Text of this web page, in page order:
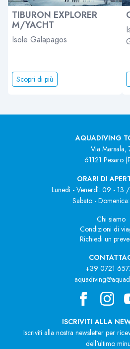
TIBURON EXPLORER
M/YACHT
Isole Galapagos
Scopri di più
AQUADIVING
Via Marsala,
61121 Pesaro
ORARI DI
Lunedì - Venerdì: 09 - 13
Sabato -
Chi siamo
Condizioni di
Richiedi un
+39 0721
ISCRIVITI ALLA
Iscriviti alla nostra newsletter per
dell'ultimo